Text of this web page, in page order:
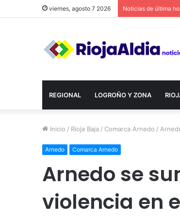
viernes, agosto 7 2026 Noticias de última
REGIONAL LOGROÑO Y ZONA
Inicio / Rioja Baja / Comarca Arnedo /
Arnedo Comarca Arnedo
Arnedo se
violencia en